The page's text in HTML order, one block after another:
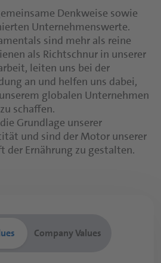
Denkweise sowie
Unternehmenswerte.
sind mehr als reine
als Richtschnur in unserer
leiten uns bei der
an und helfen uns dabei,
globalen Unternehmen
zu schaffen.
Grundlage unserer
und sind der Motor unserer
der Ernährung zu gestalten.
Company Values